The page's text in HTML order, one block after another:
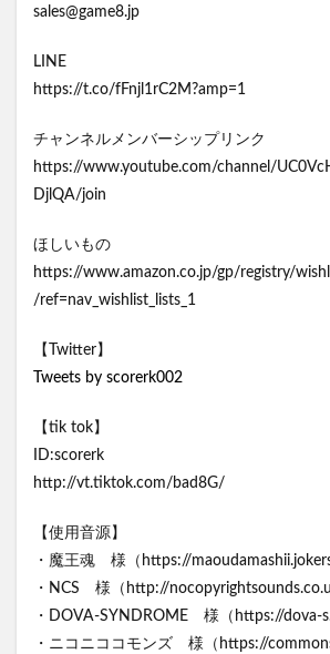
sales@game8.jp
LINE
https://t.co/fFnjl1rC2M?amp=1
チャンネルメンバーシップリンク
https://www.youtube.com/channel/
DjlQA/join
ほしいもの
https://www.amazon.co.jp/gp/registry/
/ref=nav_wishlist_lists_1
【Twitter】
Tweets by scorerk002
【tik tok】
ID:scorerk
http://vt.tiktok.com/bad8G/
【使用音源】
・魔王魂 様（https://
・NCS 様（http://
・DOVA-SYNDROME 様（https://dova-
・ニコニココモンズ 様（https://